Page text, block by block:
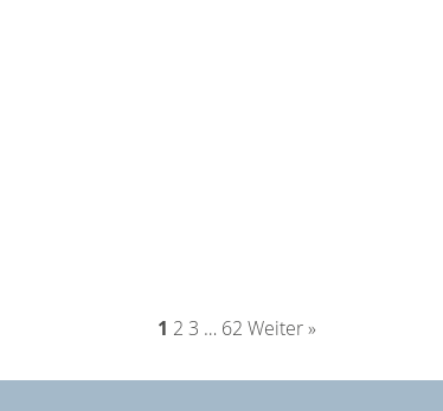
1 2 3 … 62 Weiter »